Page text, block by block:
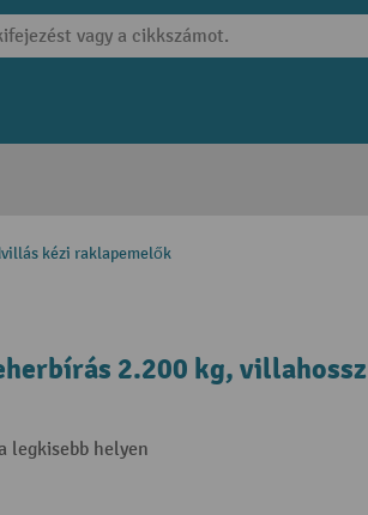
kézi raklapemelők
2.200 kg, villahossz
legkisebb helyen